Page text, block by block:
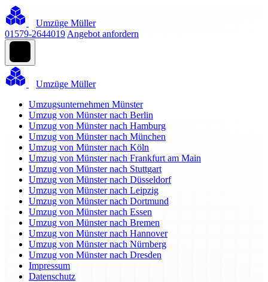
Umzüge Müller
01579-2644019 Angebot anfordern
Umzüge Müller
Umzugsunternehmen Münster
Umzug von Münster nach Berlin
Umzug von Münster nach Hamburg
Umzug von Münster nach München
Umzug von Münster nach Köln
Umzug von Münster nach Frankfurt am Main
Umzug von Münster nach Stuttgart
Umzug von Münster nach Düsseldorf
Umzug von Münster nach Leipzig
Umzug von Münster nach Dortmund
Umzug von Münster nach Essen
Umzug von Münster nach Bremen
Umzug von Münster nach Hannover
Umzug von Münster nach Nürnberg
Umzug von Münster nach Dresden
Impressum
Datenschutz